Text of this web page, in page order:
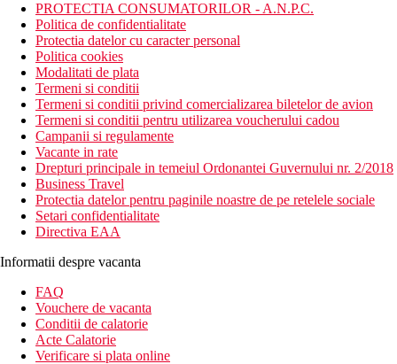
PROTECTIA CONSUMATORILOR - A.N.P.C.
Politica de confidentialitate
Protectia datelor cu caracter personal
Politica cookies
Modalitati de plata
Termeni si conditii
Termeni si conditii privind comercializarea biletelor de avion
Termeni si conditii pentru utilizarea voucherului cadou
Campanii si regulamente
Vacante in rate
Drepturi principale in temeiul Ordonantei Guvernului nr. 2/2018
Business Travel
Protectia datelor pentru paginile noastre de pe retelele sociale
Setari confidentialitate
Directiva EAA
Informatii despre vacanta
FAQ
Vouchere de vacanta
Conditii de calatorie
Acte Calatorie
Verificare si plata online